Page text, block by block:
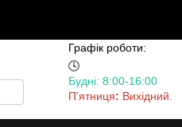
Графік роботи:
🕓
Будні: 8:00-16:00
П'ятниця: Вихідний.